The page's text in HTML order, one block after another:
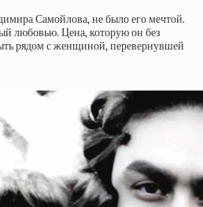
Самойлова, не было его мечтой.
любовью. Цена, которую он без
рядом с женщиной, перевернувшей